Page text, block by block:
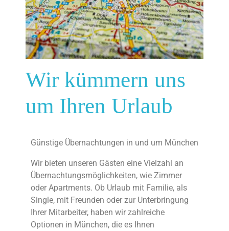
Wir kümmern uns
um Ihren Urlaub
Günstige Übernachtungen in und um München
Wir bieten unseren Gästen eine Vielzahl an
Übernachtungsmöglichkeiten, wie Zimmer
oder Apartments. Ob Urlaub mit Familie, als
Single, mit Freunden oder zur Unterbringung
Ihrer Mitarbeiter, haben wir zahlreiche
Optionen in München, die es Ihnen